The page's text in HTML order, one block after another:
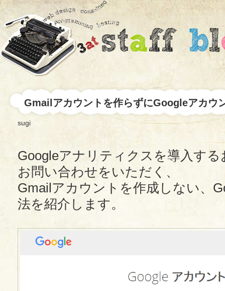
Gmailアカウントを作らずにGoogleアカウ
sugi
Googleアナリティクスを導入す
お問い合わせをいただく、
Gmailアカウントを作成しない、
法を紹介します。